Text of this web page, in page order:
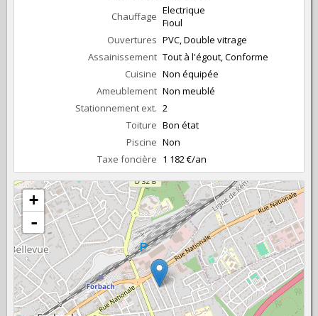
Chauffage Electrique
Fioul
Ouvertures PVC, Double vitrage
Assainissement Tout à l'égout, Conforme
Cuisine Non équipée
Ameublement Non meublé
Stationnement ext. 2
Toiture Bon état
Piscine Non
Taxe foncière 1 182 €/an
+
-